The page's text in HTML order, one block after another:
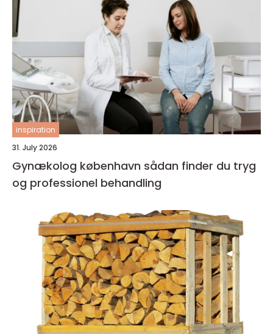
inspiration
31. July 2026
Gynækolog københavn sådan finder du tryg
og professionel behandling